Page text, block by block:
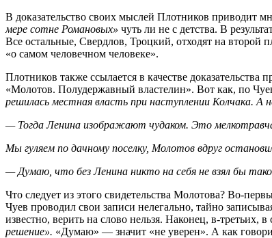
В доказательство своих мыслей Плотников приводит
мере сотне Романовых» чуть ли не с детства. В
Все остальные, Свердлов, Троцкий, отходят на второй
«о самом человечном человеке».
Плотников также ссылается в качестве
«Молотов. Полудержавный властелин». Вот как, по
решилась местная власть при наступлении Колчака.
— Тогда Ленина изображают чудаком. Это
Мы гуляем по дачному поселку, Молотов вдруг
— Думаю, что без Ленина никто на себя не взял бы
Что следует из этого свидетельства Молотова? Во-
Чуев проводил свои записи нелегально, тайно
известно, верить на слово нельзя. Наконец, в-третьих,
решение». «Думаю» — значит «не уверен». А как